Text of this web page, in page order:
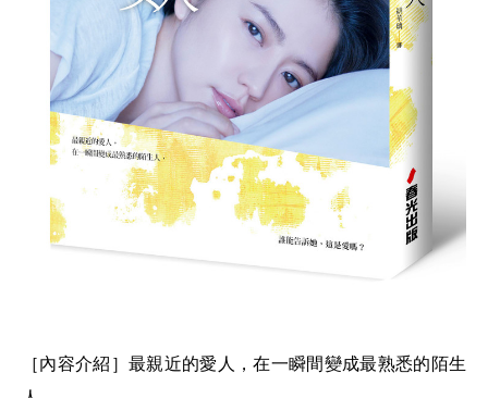
［內容介紹］ 最親近的愛人，在一瞬間變成最熟悉的陌生